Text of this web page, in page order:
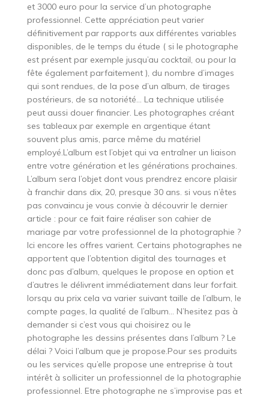
et 3000 euro pour la service d’un photographe
professionnel. Cette appréciation peut varier
définitivement par rapports aux différentes variables
disponibles, de le temps du étude ( si le photographe
est présent par exemple jusqu’au cocktail, ou pour la
fête également parfaitement ), du nombre d’images
qui sont rendues, de la pose d’un album, de tirages
postérieurs, de sa notoriété… La technique utilisée
peut aussi douer financier. Les photographes créant
ses tableaux par exemple en argentique étant
souvent plus amis, parce même du matériel
employé.L’album est l’objet qui va entraîner un liaison
entre votre génération et les générations prochaines.
L’album sera l’objet dont vous prendrez encore plaisir
à franchir dans dix, 20, presque 30 ans. si vous n’êtes
pas convaincu je vous convie à découvrir le dernier
article : pour ce fait faire réaliser son cahier de
mariage par votre professionnel de la photographie ?
Ici encore les offres varient. Certains photographes ne
apportent que l’obtention digital des tournages et
donc pas d’album, quelques le propose en option et
d’autres le délivrent immédiatement dans leur forfait.
lorsqu au prix cela va varier suivant taille de l’album, le
compte pages, la qualité de l’album… N’hesitez pas à
demander si c’est vous qui choisirez ou le
photographe les dessins présentes dans l’album ? Le
délai ? Voici l’album que je propose.Pour ses produits
ou les services qu’elle propose une entreprise à tout
intérêt à solliciter un professionnel de la photographie
professionnel. Etre photographe ne s’improvise pas et